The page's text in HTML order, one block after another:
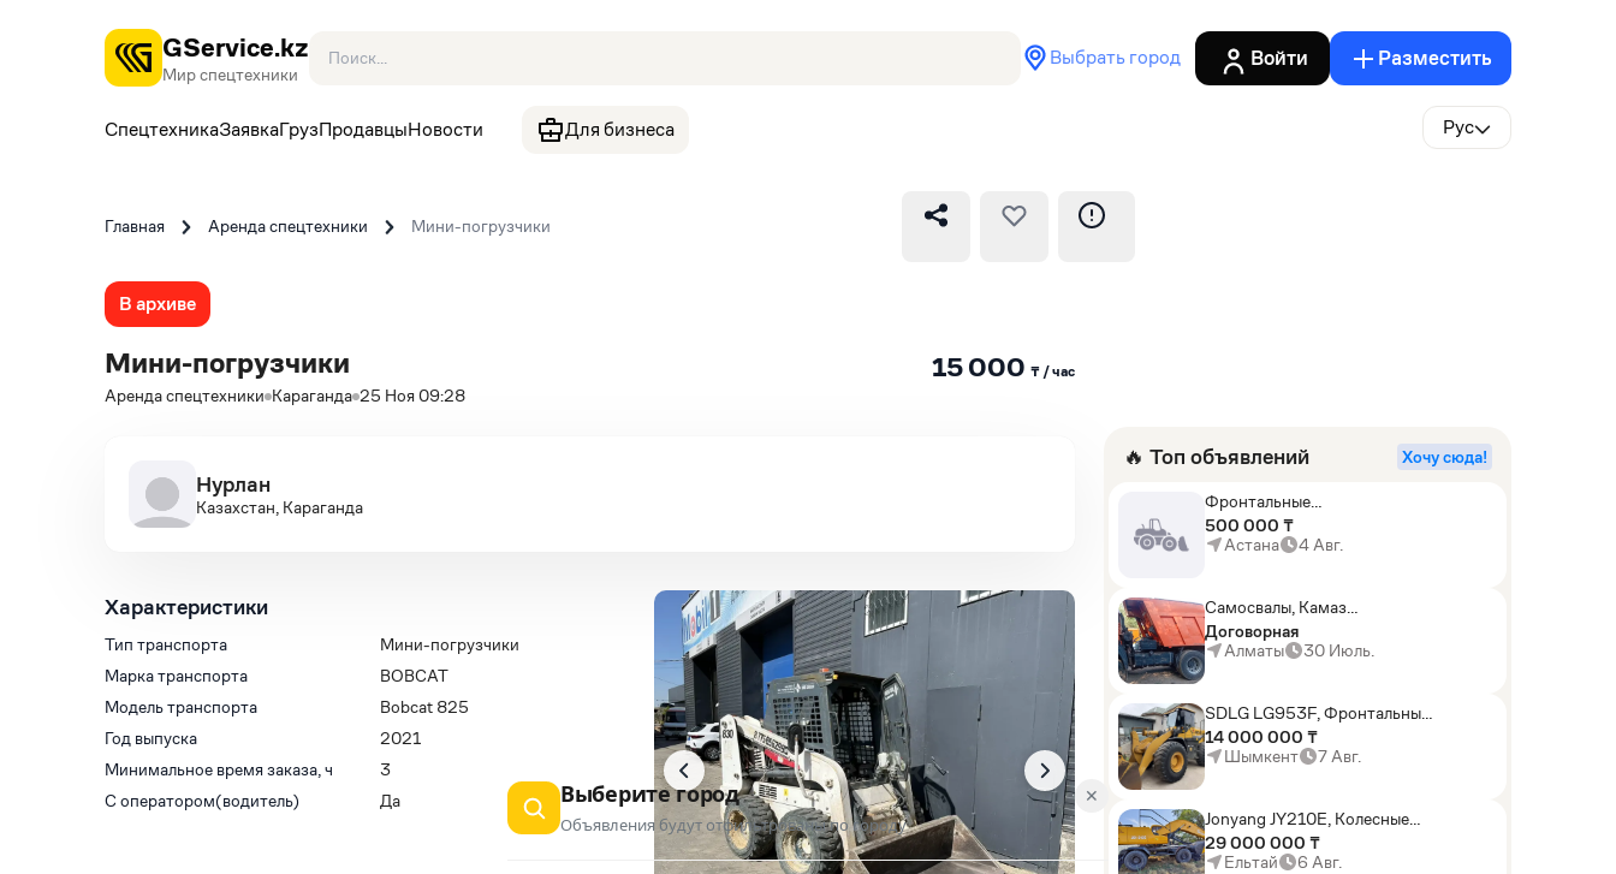
GService.kz
Мир спецтехники
Выбрать город Войти Разместить
СпецтехникаЗаявкаГрузПродавцыНовости Для бизнеса Рус
Главная Аренда спецтехники Мини-погрузчики
В архиве
Мини-погрузчики
Аренда спецтехники Караганда 25 Ноя 09:28
15 000₸ / час
Нурлан
Казахстан, Караганда
Характеристики
Тип транспорта
Мини-погрузчики
Марка транспорта
BOBCAT
Модель транспорта
Bobcat 825
Год выпуска
2021
Минимальное время заказа, ч
3
С оператором(водитель)
Да
🔥 Топ объявлений Хочу сюда!
Фронтальные
погрузчики,Экскаваторы-
погрузчики,Мини-
погрузчики,Горные
500 000 ₸
Астана
4 Авг.
Самосвалы, Камаз
АГП-29РТ (шасси
KАМАЗ-43114 6x6)
Договорная
Алматы
30 Июль.
SDLG LG953F, Фронтальные
погрузчики
14 000 000 ₸
Шымкент
7 Авг.
Jonyang JY210E, Колесные
экскаваторы
29 000 000 ₸
Ельтай
6 Авг.
✕
Выберите город
Объявления будут отфильтрованы по городу